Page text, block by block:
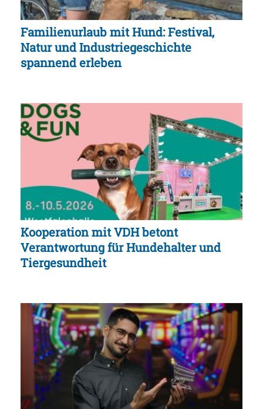
Familienurlaub mit Hund: Festival,
Natur und Industriegeschichte
spannend erleben
Kooperation mit VDH betont
Verantwortung für Hundehalter und
Tiergesundheit